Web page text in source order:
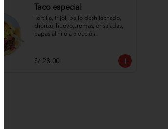
Taco especial
Tortilla, frijol, pollo deshilachado,
chorizo, huevo,cremas, ensaladas,
papas al hilo a elección.
S/ 28.00